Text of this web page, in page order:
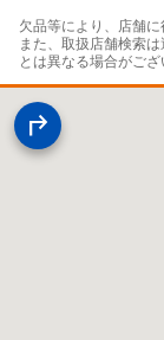
欠品等により、店舗
また、取扱店舗検索
とは異なる場合がござ